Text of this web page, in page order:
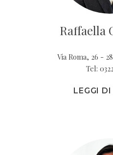
Raffaella
Via Roma, 26 -
Tel:
LEGGI DI